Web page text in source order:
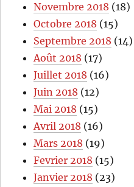
Novembre 2018 (18)
Octobre 2018 (15)
Septembre 2018 (14)
Août 2018 (17)
Juillet 2018 (16)
Juin 2018 (12)
Mai 2018 (15)
Avril 2018 (16)
Mars 2018 (19)
Fevrier 2018 (15)
Janvier 2018 (23)